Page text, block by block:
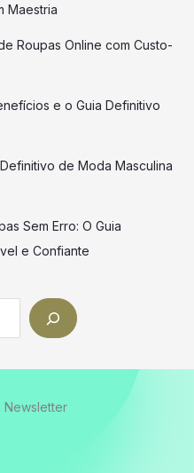
Maestria
Roupas Online com Custo-
e o Guia Definitivo
de Moda Masculina
Sem Erro: O Guia
e Confiante
Newsletter